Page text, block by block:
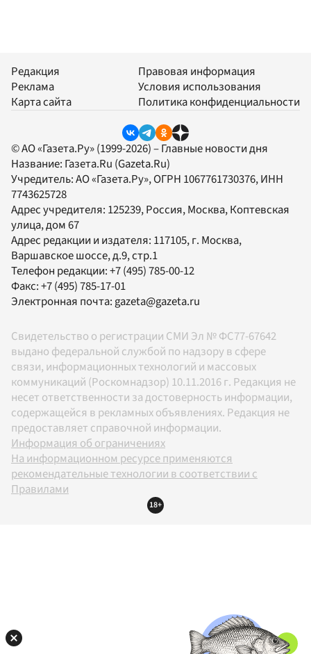
Редакция
Реклама
Карта сайта
Правовая информация
Условия использования
Политика конфиденциальности
© АО «Газета.Ру» (1999-2026) – Главные новости дня
Название: Газета.Ru (Gazeta.Ru)
Учредитель:АО «Газета.Ру», ОГРН 1067761730376, ИНН
7743625728
Адрес учредителя: 125239, Россия, Москва, Коптевская
улица, дом 67
Адрес редакции и издателя: 117105, г. Москва,
Варшавское шоссе, д.9, стр.1
Телефон редакции:+7 (495) 785-00-12
Факс:+7 (495) 785-17-01
Электронная почта: gazeta@gazeta.ru
Свидетельство о регистрации СМИ Эл № ФС77-67642
выдано федеральной службой по надзору в сфере
связи, информационных технологий и массовых
коммуникаций (Роскомнадзор) 10.11.2016 г. Редакция не
несет ответственности за достоверность информации,
содержащейся в рекламных объявлениях. Редакция не
предоставляет справочной информации.
Информация об ограничениях
На информационном ресурсе применяются
рекомендательные технологии в соответствии с
Правилами
18+